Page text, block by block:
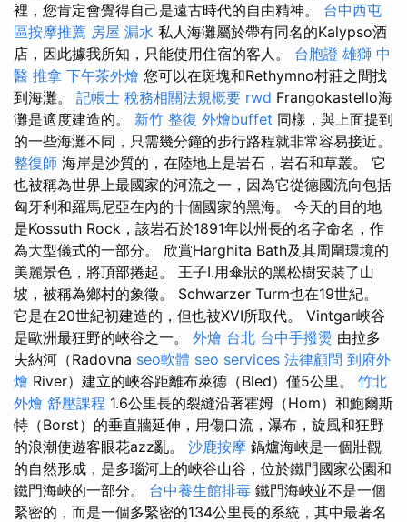
裡，您肯定會覺得自己是遠古時代的自由精神。 台中西屯
區按摩推薦 房屋 漏水 私人海灘屬於帶有同名的Kalypso酒
店，因此據我所知，只能使用住宿的客人。 台胞證 雄獅 中
醫 推拿 下午茶外燴 您可以在斑塊和Rethymno村莊之間找
到海灘。 記帳士 稅務相關法規概要 rwd Frangokastello海
灘是適度建造的。 新竹 整復 外燴buffet 同樣，與上面提到
的一些海灘不同，只需幾分鐘的步行路程就非常容易接近。
整復師 海岸是沙質的，在陸地上是岩石，岩石和草叢。 它
也被稱為世界上最國家的河流之一，因為它從德國流向包括
匈牙利和羅馬尼亞在內的十個國家的黑海。 今天的目的地
是Kossuth Rock，該岩石於1891年以州長的名字命名，作
為大型儀式的一部分。 欣賞Harghita Bath及其周圍環境的
美麗景色，將頂部捲起。 王子I.用傘狀的黑松樹安裝了山
坡，被稱為鄉村的象徵。 Schwarzer Turm也在19世紀。
它是在20世紀初建造的，但也被XVI所取代。 Vintgar峽谷
是歐洲最狂野的峽谷之一。 外燴 台北 台中手撥燙 由拉多
夫納河（Radovna seo軟體 seo services 法律顧問 到府外
燴 River）建立的峽谷距離布萊德（Bled）僅5公里。 竹北
外燴 舒壓課程 1.6公里長的裂縫沿著霍姆（Hom）和鮑爾斯
特（Borst）的垂直牆延伸，用傷口流，瀑布，旋風和狂野
的浪潮使遊客眼花azz亂。 沙鹿按摩 鍋爐海峽是一個壯觀
的自然形成，是多瑙河上的峽谷山谷，位於鐵門國家公園和
鐵門海峽的一部分。 台中養生館排毒 鐵門海峽並不是一個
緊密的，而是一個多緊密的134公里長的系統，其中最著名